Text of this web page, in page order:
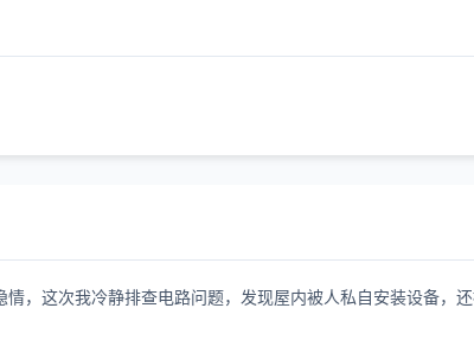
，这次我冷静排查电路问题，发现屋内被人私自安装设备，